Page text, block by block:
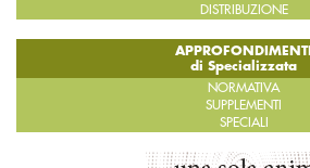
DISTRIBUZIONE
APPROFONDIMENTI
di Specializzata
NORMATIVA
SUPPLEMENTI
SPECIALI